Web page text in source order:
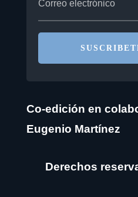
Co-edición en
Eugenio Martínez
Derechos